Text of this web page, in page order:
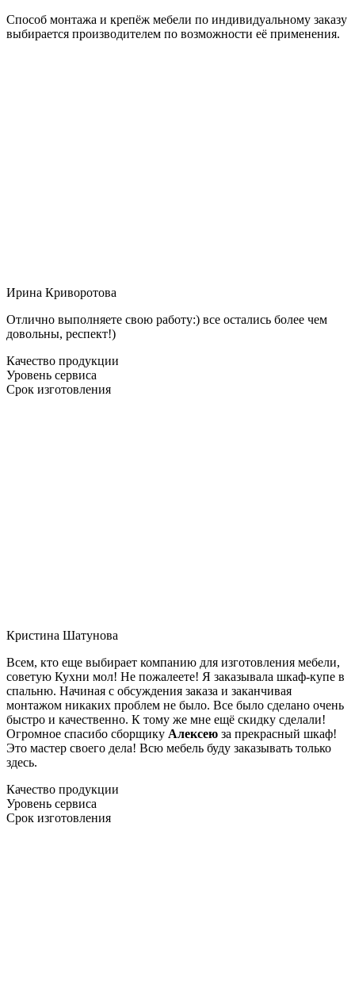
Способ монтажа и крепёж мебели по индивидуальному заказу
выбирается производителем по возможности её применения.
Ирина Криворотова
Отлично выполняете свою работу:) все остались более чем
довольны, респект!)
Качество продукции
Уровень сервиса
Срок изготовления
Кристина Шатунова
Всем, кто еще выбирает компанию для изготовления мебели,
советую Кухни мол! Не пожалеете! Я заказывала шкаф-купе в
спальню. Начиная с обсуждения заказа и заканчивая
монтажом никаких проблем не было. Все было сделано очень
быстро и качественно. К тому же мне ещё скидку сделали!
Огромное спасибо сборщику Алексею за прекрасный шкаф!
Это мастер своего дела! Всю мебель буду заказывать только
здесь.
Качество продукции
Уровень сервиса
Срок изготовления